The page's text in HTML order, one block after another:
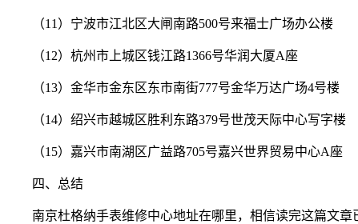
（11）宁波市江北区大闸南路500号来福士广场办公楼
（12）杭州市上城区钱江路1366号华润大厦A座
（13）金华市金东区东市南街777号金华万达广场4号楼
（14）绍兴市越城区胜利东路379号世茂天际中心写字楼
（15）嘉兴市南湖区广益路705号嘉兴世界贸易中心A座
四、总结
南京杜格纳手表维修中心地址在哪里，相信读完这篇文